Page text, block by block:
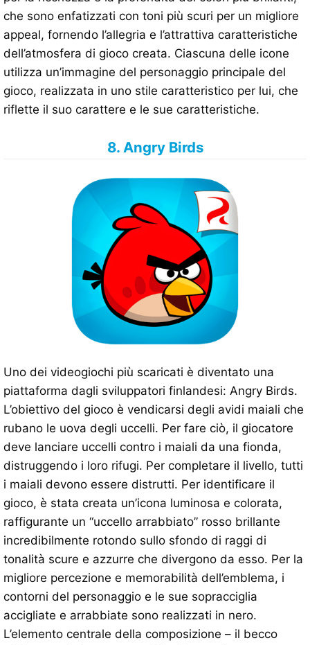
che sono enfatizzati con toni più scuri per un migliore
appeal, fornendo l’allegria e l’attrattiva caratteristiche
dell’atmosfera di gioco creata. Ciascuna delle icone
utilizza un’immagine del personaggio principale del
gioco, realizzata in uno stile caratteristico per lui, che
riflette il suo carattere e le sue caratteristiche.
8. Angry Birds
Uno dei videogiochi più scaricati è diventato una
piattaforma dagli sviluppatori finlandesi: Angry Birds.
L’obiettivo del gioco è vendicarsi degli avidi maiali che
rubano le uova degli uccelli. Per fare ciò, il giocatore
deve lanciare uccelli contro i maiali da una fionda,
distruggendo i loro rifugi. Per completare il livello, tutti
i maiali devono essere distrutti. Per identificare il
gioco, è stata creata un’icona luminosa e colorata,
raffigurante un “uccello arrabbiato” rosso brillante
incredibilmente rotondo sullo sfondo di raggi di
tonalità scure e azzurre che divergono da esso. Per la
migliore percezione e memorabilità dell’emblema, i
contorni del personaggio e le sue sopracciglia
accigliate e arrabbiate sono realizzati in nero.
L’elemento centrale della composizione – il becco